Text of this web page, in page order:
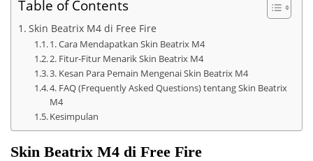
Table of Contents
Skin Beatrix M4 di Free Fire
1. Cara Mendapatkan Skin Beatrix M4
2. Fitur-Fitur Menarik Skin Beatrix M4
3. Kesan Para Pemain Mengenai Skin Beatrix M4
4. FAQ (Frequently Asked Questions) tentang Skin Beatrix
M4
Kesimpulan
Skin Beatrix M4 di Free Fire